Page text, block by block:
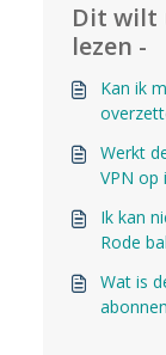
Dit wilt
lezen -
Kan ik
Werkt
VPN op
Ik kan
Rode
Wat is